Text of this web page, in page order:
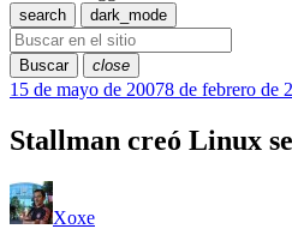
search dark_mode
Buscar close
15 de mayo de 20078 de febrero de
Stallman creó Linux
Xoxe